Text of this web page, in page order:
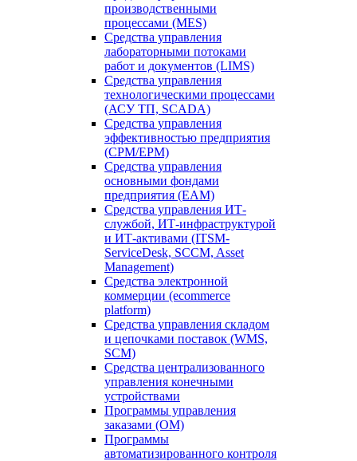
производственными
процессами (MES)
Средства управления
лабораторными потоками
работ и документов (LIMS)
Средства управления
технологическими процессами
(АСУ ТП, SCADA)
Средства управления
эффективностью предприятия
(CPM/EPM)
Средства управления
основными фондами
предприятия (EAM)
Средства управления ИТ-
службой, ИТ-инфраструктурой
и ИТ-активами (ITSM-
ServiceDesk, SCCM, Asset
Management)
Средства электронной
коммерции (ecommerce
platform)
Средства управления складом
и цепочками поставок (WMS,
SCM)
Средства централизованного
управления конечными
устройствами
Программы управления
заказами (OM)
Программы
автоматизированного контроля